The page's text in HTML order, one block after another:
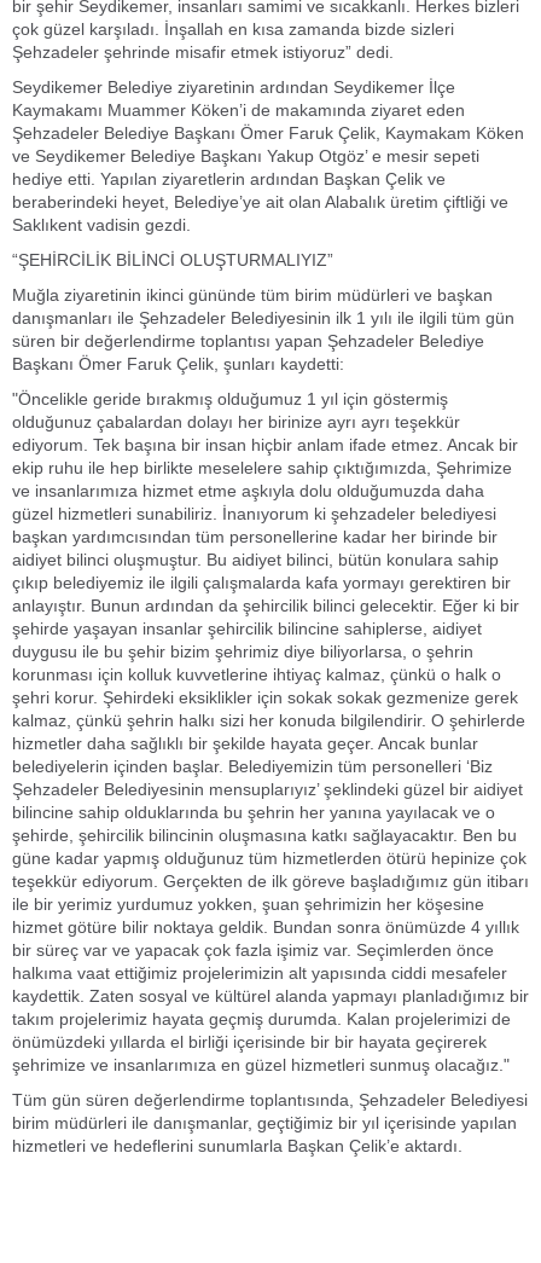
bir şehir Seydikemer, insanları samimi ve sıcakkanlı. Herkes bizleri
çok güzel karşıladı. İnşallah en kısa zamanda bizde sizleri
Şehzadeler şehrinde misafir etmek istiyoruz” dedi.
Seydikemer Belediye ziyaretinin ardından Seydikemer İlçe
Kaymakamı Muammer Köken’i de makamında ziyaret eden
Şehzadeler Belediye Başkanı Ömer Faruk Çelik, Kaymakam Köken
ve Seydikemer Belediye Başkanı Yakup Otgöz’ e mesir sepeti
hediye etti. Yapılan ziyaretlerin ardından Başkan Çelik ve
beraberindeki heyet, Belediye’ye ait olan Alabalık üretim çiftliği ve
Saklıkent vadisin gezdi.
“ŞEHİRCİLİK BİLİNCİ OLUŞTURMALIYIZ”
Muğla ziyaretinin ikinci gününde tüm birim müdürleri ve başkan
danışmanları ile Şehzadeler Belediyesinin ilk 1 yılı ile ilgili tüm gün
süren bir değerlendirme toplantısı yapan Şehzadeler Belediye
Başkanı Ömer Faruk Çelik, şunları kaydetti:
"Öncelikle geride bırakmış olduğumuz 1 yıl için göstermiş
olduğunuz çabalardan dolayı her birinize ayrı ayrı teşekkür
ediyorum. Tek başına bir insan hiçbir anlam ifade etmez. Ancak bir
ekip ruhu ile hep birlikte meselelere sahip çıktığımızda, Şehrimize
ve insanlarımıza hizmet etme aşkıyla dolu olduğumuzda daha
güzel hizmetleri sunabiliriz. İnanıyorum ki şehzadeler belediyesi
başkan yardımcısından tüm personellerine kadar her birinde bir
aidiyet bilinci oluşmuştur. Bu aidiyet bilinci, bütün konulara sahip
çıkıp belediyemiz ile ilgili çalışmalarda kafa yormayı gerektiren bir
anlayıştır. Bunun ardından da şehircilik bilinci gelecektir. Eğer ki bir
şehirde yaşayan insanlar şehircilik bilincine sahiplerse, aidiyet
duygusu ile bu şehir bizim şehrimiz diye biliyorlarsa, o şehrin
korunması için kolluk kuvvetlerine ihtiyaç kalmaz, çünkü o halk o
şehri korur. Şehirdeki eksiklikler için sokak sokak gezmenize gerek
kalmaz, çünkü şehrin halkı sizi her konuda bilgilendirir. O şehirlerde
hizmetler daha sağlıklı bir şekilde hayata geçer. Ancak bunlar
belediyelerin içinden başlar. Belediyemizin tüm personelleri ‘Biz
Şehzadeler Belediyesinin mensuplarıyız’ şeklindeki güzel bir aidiyet
bilincine sahip olduklarında bu şehrin her yanına yayılacak ve o
şehirde, şehircilik bilincinin oluşmasına katkı sağlayacaktır. Ben bu
güne kadar yapmış olduğunuz tüm hizmetlerden ötürü hepinize çok
teşekkür ediyorum. Gerçekten de ilk göreve başladığımız gün itibarı
ile bir yerimiz yurdumuz yokken, şuan şehrimizin her köşesine
hizmet götüre bilir noktaya geldik. Bundan sonra önümüzde 4 yıllık
bir süreç var ve yapacak çok fazla işimiz var. Seçimlerden önce
halkıma vaat ettiğimiz projelerimizin alt yapısında ciddi mesafeler
kaydettik. Zaten sosyal ve kültürel alanda yapmayı planladığımız bir
takım projelerimiz hayata geçmiş durumda. Kalan projelerimizi de
önümüzdeki yıllarda el birliği içerisinde bir bir hayata geçirerek
şehrimize ve insanlarımıza en güzel hizmetleri sunmuş olacağız."
Tüm gün süren değerlendirme toplantısında, Şehzadeler Belediyesi
birim müdürleri ile danışmanlar, geçtiğimiz bir yıl içerisinde yapılan
hizmetleri ve hedeflerini sunumlarla Başkan Çelik’e aktardı.